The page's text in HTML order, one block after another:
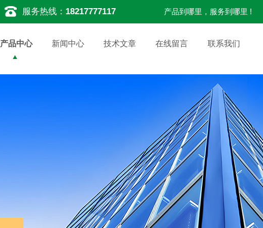
服务热线： 18217777117 产品到哪里，服务到哪里 !
产品中心 新闻中心 技术文章 在线留言 联系我们